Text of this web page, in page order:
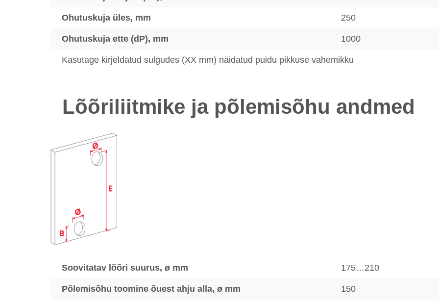
Ohutuskuja üles, mm 250
Ohutuskuja ette (dP), mm 1000
Kasutage kirjeldatud sulgudes (XX mm) näidatud puidu pikkuse vahemikku
Lõõriliitmike ja põlemisõhu andmed
Soovitatav lõõri suurus, ø mm 175…210
Põlemisõhu toomine õuest ahju alla, ø mm 150